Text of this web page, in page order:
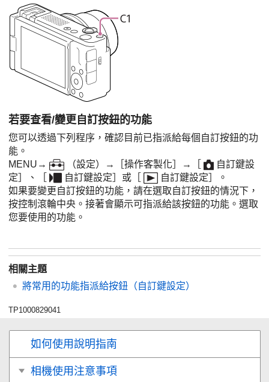
若要查看/變更自訂按鈕的功能
您可以透過下列程序，確認目前已指派給每個自訂按鈕的功
能。
MENU → （設定）→ ［操作客製化］ →
自訂鍵設
定］
、 自訂鍵設定］ 或［ 自訂鍵設定］
。
如果要變更自訂按鈕的功能，請在選取自訂按鈕的情況下，
按控制滾輪中央。接著會顯示可指派給該按鈕的功能。選取
您要使用的功能。
相關主題
將常用的功能指派給按鈕（自訂鍵設定）
TP1000829041
如何使用說明指南
相機使用注意事項